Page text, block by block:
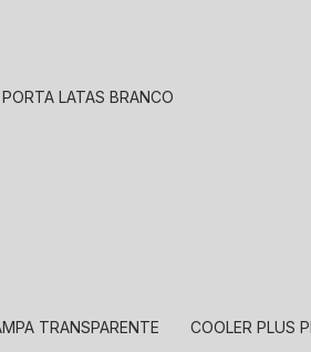
PORTA LATAS BRANCO
TRANSPARENTE COOLER PLUS